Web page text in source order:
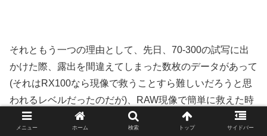
それともう一つの理由として、先日、70-300の試写に出
かけた際、露出を間違えてしまった数枚のデータがあって
(それはRX100なら現像で救うことすら難しいだろうと思
われるレベルだったのだが)、RAW現像で簡単に救えた時
にセンサーサイズの違いを強く認識してしまったことがあ
る。
メニュー ホーム 検索 トップ サイドバー